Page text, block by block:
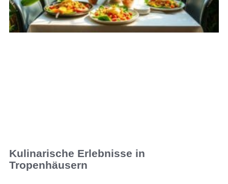
Kulinarische Erlebnisse in
Tropenhäusern